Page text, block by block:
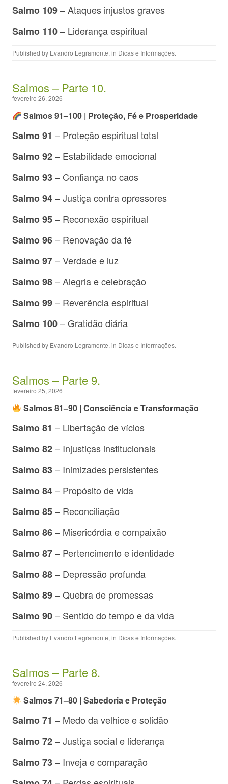
Salmo 109– Ataques injustos graves
Salmo 110– Liderança espiritual
Published by Evandro Legramonte, in Dicas e Informações.
Salmos – Parte 10.
fevereiro 26, 2026
Salmos 91–100 | Proteção, Fé e Prosperidade
Salmo 91 – Proteção espiritual total
Salmo 92– Estabilidade emocional
Salmo 93– Confiança no caos
Salmo 94– Justiça contra opressores
Salmo 95– Reconexão espiritual
Salmo 96– Renovação da fé
Salmo 97– Verdade e luz
Salmo 98– Alegria e celebração
Salmo 99– Reverência espiritual
Salmo 100– Gratidão diária
Published by Evandro Legramonte, in Dicas e Informações.
Salmos – Parte 9.
fevereiro 25, 2026
Salmos 81–90 | Consciência e Transformação
Salmo 81 – Libertação de vícios
Salmo 82– Injustiças institucionais
Salmo 83– Inimizades persistentes
Salmo 84– Propósito de vida
Salmo 85– Reconciliação
Salmo 86– Misericórdia e compaixão
Salmo 87– Pertencimento e identidade
Salmo 88– Depressão profunda
Salmo 89– Quebra de promessas
Salmo 90– Sentido do tempo e da vida
Published by Evandro Legramonte, in Dicas e Informações.
Salmos – Parte 8.
fevereiro 24, 2026
Salmos 71–80 | Sabedoria e Proteção
Salmo 71 – Medo da velhice e solidão
Salmo 72– Justiça social e liderança
Salmo 73– Inveja e comparação